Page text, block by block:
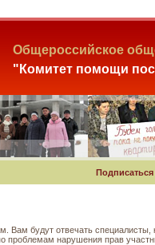
Общероссийское
"Комитет помощи
будут отвечать специалисты,
проблемам нарушения прав